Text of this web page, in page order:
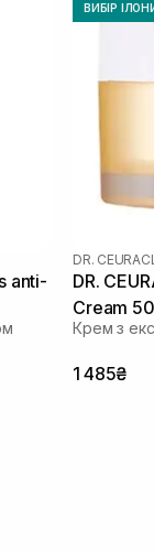
anti-
ВИБІР
DR.
DR.
Cream
Крем з
1 485₴